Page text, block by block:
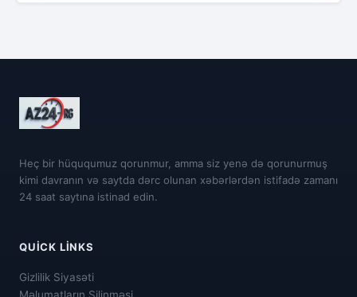
Heç bir hüququmuz qorunmur, amma siz yenə də qorunurmuş
kimi davranın və saytda dərc olunan xəbərlərdən istifadə zamanı
24 saat saytına istinad edin.
QUICK LINKS
Gizlilik Siyasəti
Məlumatların Silinməsi